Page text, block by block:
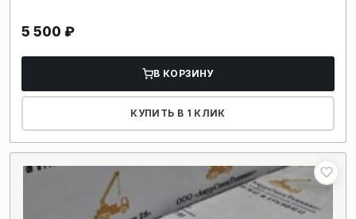
5 500 ₽
В КОРЗИНУ
КУПИТЬ В 1 КЛИК